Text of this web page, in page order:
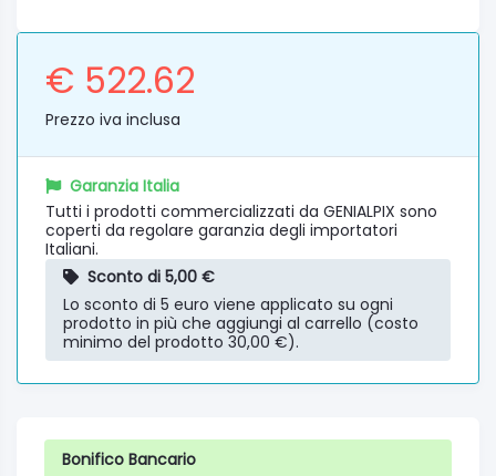
€ 522.62
Prezzo iva inclusa
Garanzia Italia
Tutti i prodotti commercializzati da GENIALPIX sono
coperti da regolare garanzia degli importatori
Italiani.
Sconto di 5,00 €
Lo sconto di 5 euro viene applicato su ogni
prodotto in più che aggiungi al carrello (costo
minimo del prodotto 30,00 €).
Bonifico Bancario